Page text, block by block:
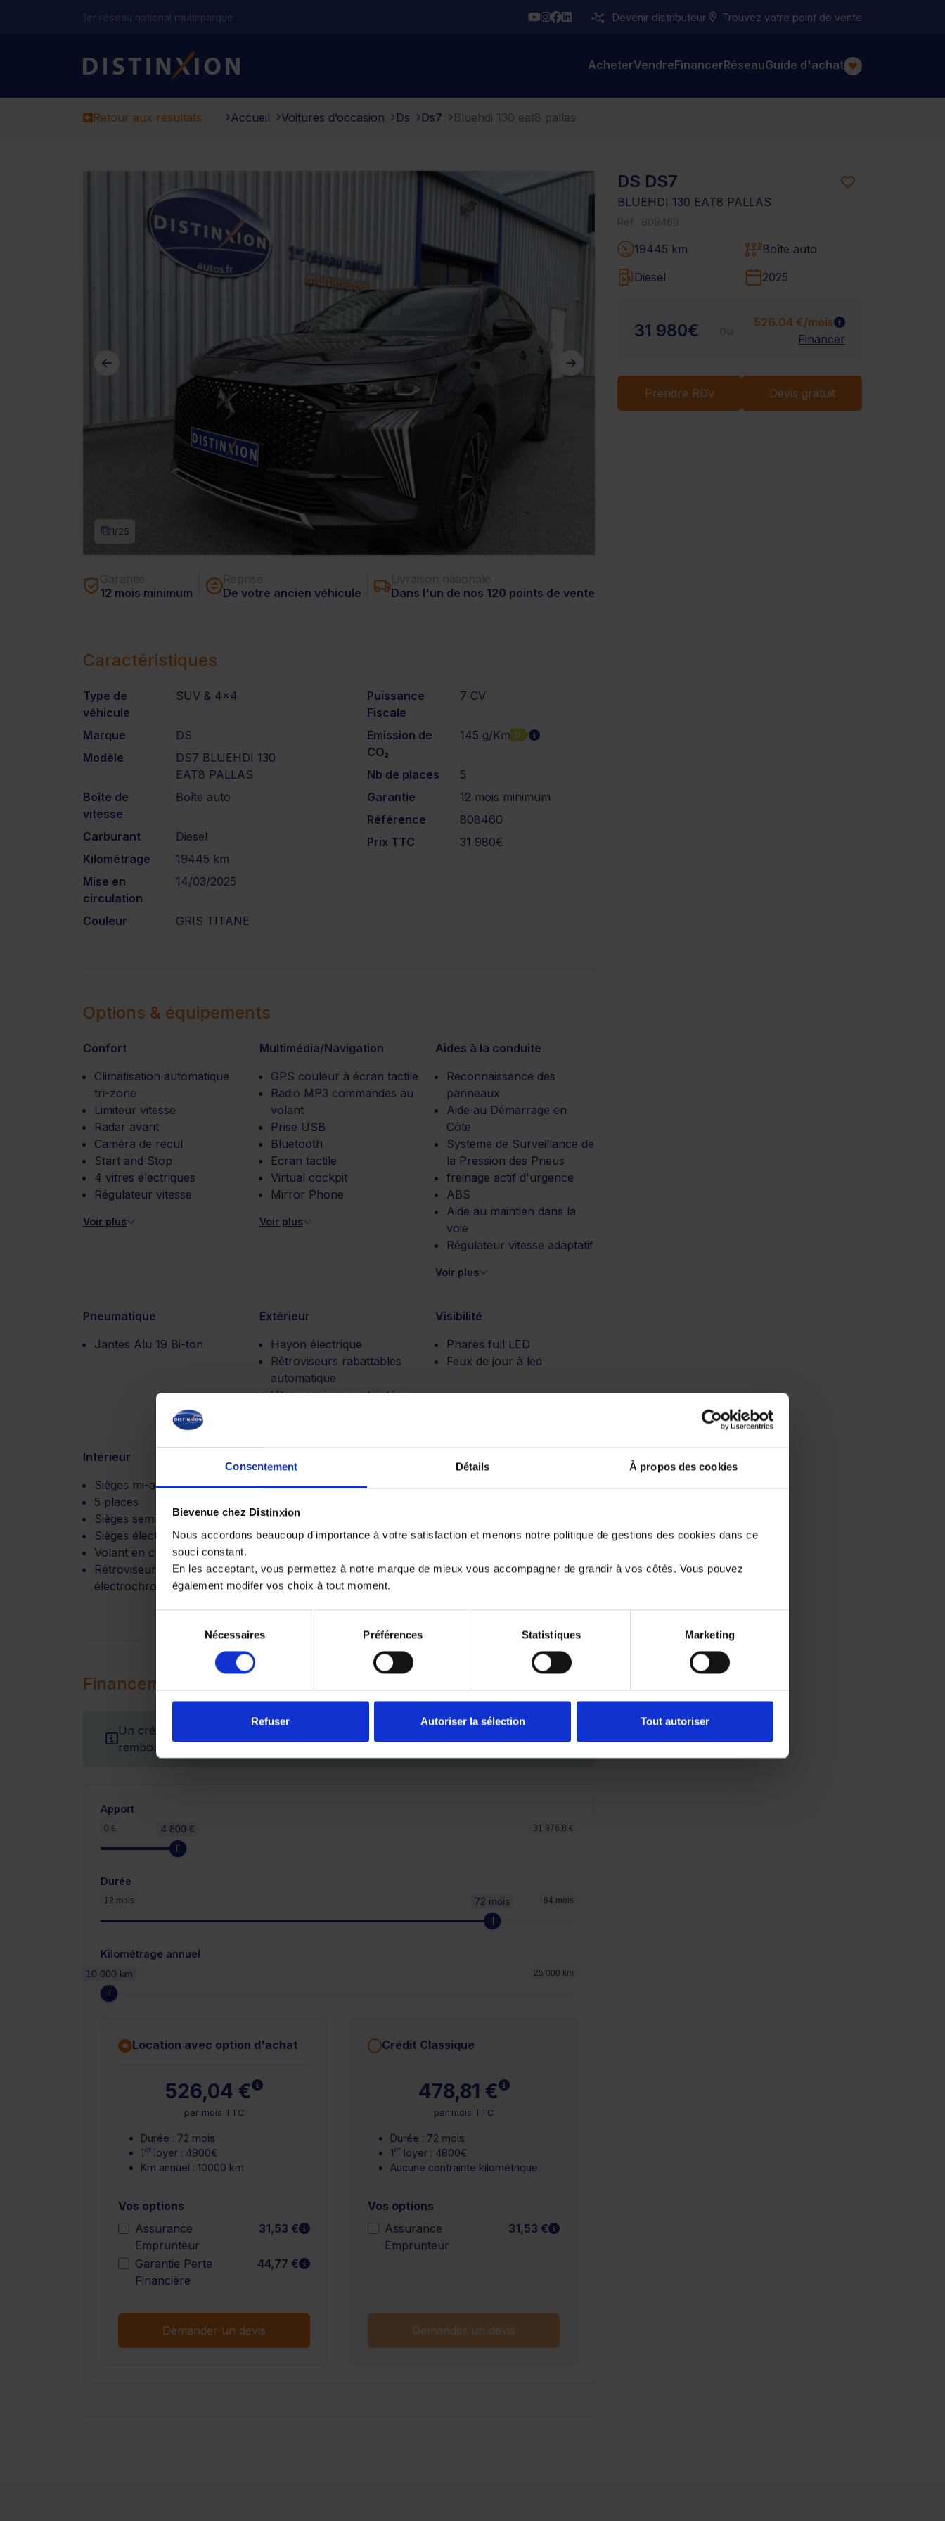
Consentement Détails À propos des cookies
Bievenue chez Distinxion
Nous accordons beaucoup d'importance à votre satisfaction et menons notre politique de gestions des cookies dans ce
souci constant.
En les acceptant, vous permettez à notre marque de mieux vous accompagner de grandir à vos côtés. Vous pouvez
également modifer vos choix à tout moment.
consentement
Nécessaires Préférences Statistiques Marketing
Refuser Autoriser la sélection Tout autoriser
1er réseau national multimarque YouTube
Instagram
Facebook
LinkedinDevenir distributeur Trouvez votre point de vente
Distinxion AcheterVendreFinancerRéseauGuide d'achat
Retour aux résultats Accueil Voitures d’occasion Ds Ds7 Bluehdi 130 eat8 pallas
DS DS7
BLUEHDI 130 EAT8 PALLAS
19445 km
Boîte auto
Diesel
2025
31 980€
526.04 €/mois
Financer
Prendre RDV Devis gratuit
1/25
12 mois minimum
De votre ancien véhicule
Dans l'un de nos 120 points de vente
Caractéristiques
Type de
véhicule
SUV & 4x4
Marque
DS
Modèle
DS7 BLUEHDI 130
EAT8 PALLAS
Boîte de
vitesse
Boîte auto
Carburant
Diesel
Kilométrage
19445 km
Mise en
circulation
14/03/2025
Couleur GRIS TITANE
Puissance
Fiscale
7 CV
Émission de
CO₂
145 g/Km D
Nb de places
5
Garantie
12 mois minimum
Référence
808460
Prix TTC
31 980€
Options & équipements
Confort
Climatisation automatique
tri-zone
Limiteur vitesse
Radar avant
Caméra de recul
Start and Stop
4 vitres électriques
Régulateur vitesse
Voir plus
Multimédia/Navigation
GPS couleur à écran tactile
Radio MP3 commandes au
volant
Prise USB
Bluetooth
Ecran tactile
Virtual cockpit
Mirror Phone
Voir plus
Aides à la conduite
Reconnaissance des
panneaux
Aide au Démarrage en
Côte
Système de Surveillance de
la Pression des Pneus
freinage actif d'urgence
ABS
Aide au maintien dans la
voie
Régulateur vitesse adaptatif
Voir plus
Pneumatique
Jantes Alu 19 Bi-ton
Extérieur
Hayon électrique
Rétroviseurs rabattables
automatique
Vitres arrières surteintées
Visibilité
Phares full LED
Feux de jour à led
Intérieur
Sièges mi-alcantara
5 places
Sièges semi cuir
Sièges électriques
Volant en cuir multifonction
Rétroviseur intérieur
électrochrome
Boite de vitesse
Financement
Un crédit vous engage et doit être remboursé. Vérifiez vos capacités de
remboursement avant de vous engager.
Apport
0 € 31 976.8 €
4 800 €
Durée
12 mois 84 mois
72 mois
Kilométrage annuel
25 000 km
10 000 km
Location avec option d'achat
526,04 € En savoir plus
par mois TTC
Durée : 72 mois
1er loyer : 4800€
Km annuel : 10000 km
Vos options
Assurance
Emprunteur
31,53 € En savoir plus
Garantie Perte
Financière
44,77 € En savoir plus
Demander un devis
Crédit Classique
478,81 € En savoir plus
par mois TTC
Durée : 72 mois
1er loyer : 4800€
Aucune contrainte kilométrique
Vos options
Assurance
Emprunteur
31,53 € En savoir plus
Demander un devis